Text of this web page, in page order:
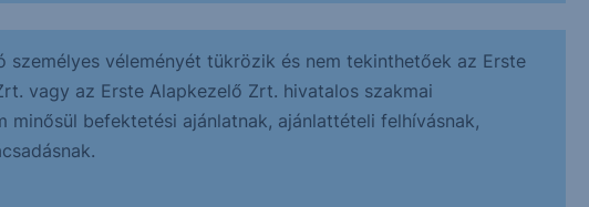
véleményét tükrözik és nem tekinthetőek az Erste
vagy az Erste Alapkezelő Zrt. hivatalos szakmai
minősül befektetési ajánlatnak, ajánlattételi felhívásnak,